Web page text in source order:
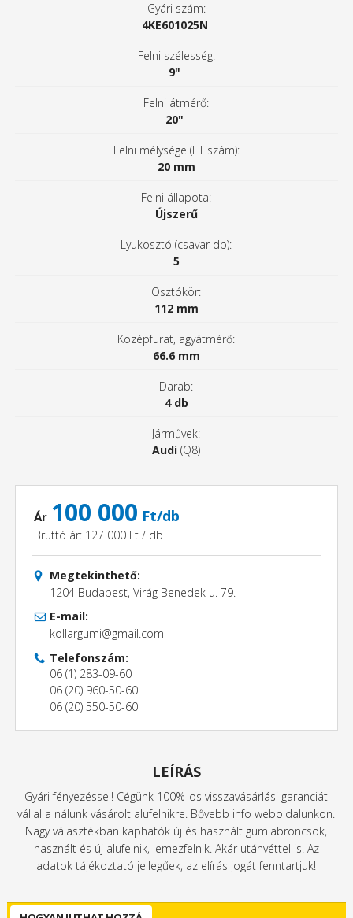
Gyári szám:
4KE601025N
Felni szélesség:
9"
Felni átmérő:
20"
Felni mélysége (ET szám):
20 mm
Felni állapota:
Újszerű
Lyukosztó (csavar db):
5
Osztókör:
112 mm
Középfurat, agyátmérő:
66.6 mm
Darab:
4 db
Járművek:
Audi (Q8)
Ár 100 000 Ft/db
Bruttó ár: 127 000 Ft / db
Megtekinthető:
1204 Budapest, Virág Benedek u. 79.
E-mail:
kollargumi@gmail.com
Telefonszám:
06 (1) 283-09-60
06 (20) 960-50-60
06 (20) 550-50-60
LEÍRÁS
Gyári fényezéssel! Cégünk 100%-os visszavásárlási garanciát
vállal a nálunk vásárolt alufelnikre. Bővebb info weboldalunkon.
Nagy választékban kaphatók új és használt gumiabroncsok,
használt és új alufelnik, lemezfelnik. Akár utánvéttel is. Az
adatok tájékoztató jellegűek, az elírás jogát fenntartjuk!